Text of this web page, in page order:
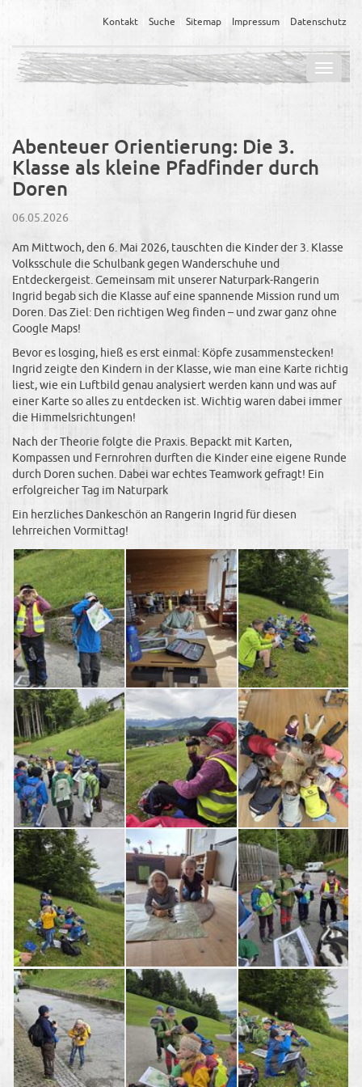
Kontakt Suche Sitemap Impressum Datenschutz
Abenteuer Orientierung: Die 3.
Klasse als kleine Pfadfinder durch
Doren
06.05.2026
Am Mittwoch, den 6. Mai 2026, tauschten die Kinder der 3. Klasse
Volksschule die Schulbank gegen Wanderschuhe und
Entdeckergeist. Gemeinsam mit unserer Naturpark-Rangerin
Ingrid begab sich die Klasse auf eine spannende Mission rund um
Doren. Das Ziel: Den richtigen Weg finden – und zwar ganz ohne
Google Maps!
​Bevor es losging, hieß es erst einmal: Köpfe zusammenstecken!
Ingrid zeigte den Kindern in der Klasse, wie man eine Karte richtig
liest, wie ein Luftbild genau analysiert werden kann und was auf
einer Karte so alles zu entdecken ist. Wichtig waren dabei immer
die Himmelsrichtungen!
​Nach der Theorie folgte die Praxis. Bepackt mit Karten,
Kompassen und Fernrohren durften die Kinder eine eigene Runde
durch Doren suchen. Dabei war echtes Teamwork gefragt! ​Ein
erfolgreicher Tag im Naturpark
​Ein herzliches Dankeschön an Rangerin Ingrid für diesen
lehrreichen Vormittag!